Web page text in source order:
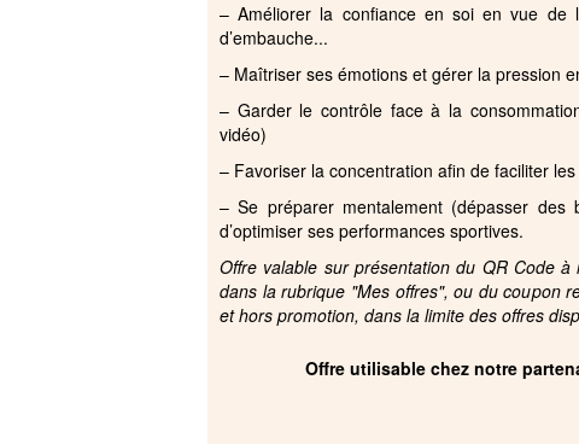
– Améliorer la confiance en soi en vue de
d’embauche...
– Maîtriser ses émotions et gérer la pression
– Garder le contrôle face à la
vidéo)
– Favoriser la concentration afin de faciliter
– Se préparer mentalement (dépasser
d’optimiser ses performances sportives.
Offre valable sur présentation du QR Code
dans la rubrique "Mes offres", ou du coupon
et hors promotion, dans la limite des offres
Offre utilisable chez notre